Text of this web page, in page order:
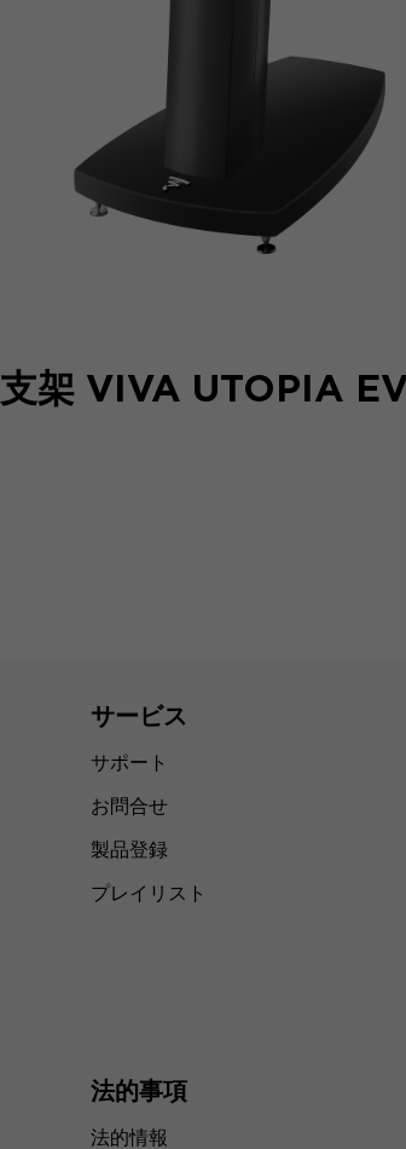
支架 VIVA UTOPIA
サービス
サポート
お問合せ
製品登録
プレイリスト
法的事項
法的情報